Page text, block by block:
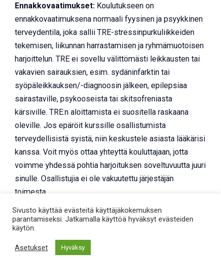
Ennakkovaatimukset: Koulutukseen on
ennakkovaatimuksena normaali fyysinen ja psyykkinen
terveydentila, joka sallii TRE-stressinpurkuliikkeiden
tekemisen, liikunnan harrastamisen ja ryhmämuotoisen
harjoittelun. TRE ei sovellu välittömästi leikkausten tai
vakavien sairauksien, esim. sydäninfarktin tai
syöpäleikkauksen/-diagnoosin jälkeen, epilepsiaa
sairastaville, psykooseista tai skitsofreniasta
kärsiville. TRE:n aloittamista ei suositella raskaana
oleville. Jos epäröit kurssille osallistumista
terveydellisistä syistä, niin keskustele asiasta lääkärisi
kanssa. Voit myös ottaa yhteyttä kouluttajaan, jotta
voimme yhdessä pohtia harjoituksen soveltuvuutta juuri
sinulle. Osallistujia ei ole vakuutettu järjestäjän
toimesta.
Laskutus ja peruutusehdot:Laskutus tapahtuu
sähköpostitse ilmoittautumisen jälkeen. Mikäli asiakas
peruu osallistumisen ilmoittautumisajan jälkeen,
veloitamme koko koulutusmaksun (ellei peruutus
Sivusto käyttää evästeitä käyttäjäkokemuksen
parantamiseksi. Jatkamalla käyttöä hyväksyt evästeiden
käytön.
Asetukset Hyväksy